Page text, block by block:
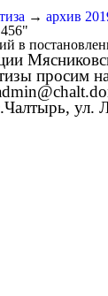
→ архив
в
просим
ул.